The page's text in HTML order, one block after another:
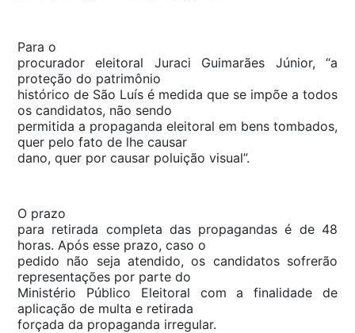
Para o
procurador eleitoral Juraci Guimarães Júnior, “a
proteção do patrimônio
histórico de São Luís é medida que se impõe a todos
os candidatos, não sendo
permitida a propaganda eleitoral em bens tombados,
quer pelo fato de lhe causar
dano, quer por causar poluição visual”.
O prazo
para retirada completa das propagandas é de 48
horas. Após esse prazo, caso o
pedido não seja atendido, os candidatos sofrerão
representações por parte do
Ministério Público Eleitoral com a finalidade de
aplicação de multa e retirada
forçada da propaganda irregular.